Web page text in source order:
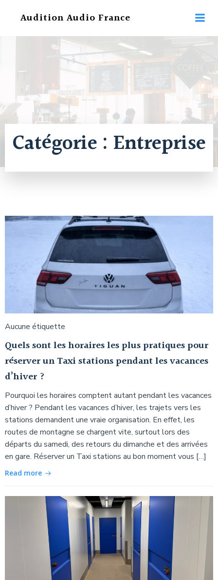
au
Audition Audio France
Catégorie : Entreprise
Aucune étiquette
Quels sont les horaires les plus pratiques pour
réserver un Taxi stations pendant les vacances
d’hiver ?
Pourquoi les horaires comptent autant pendant les vacances
d’hiver ? Pendant les vacances d’hiver, les trajets vers les
stations demandent une vraie organisation. En effet, les
routes de montagne se chargent vite, surtout lors des
départs du samedi, des retours du dimanche et des arrivées
en gare. Réserver un Taxi stations au bon moment vous […]
Read more